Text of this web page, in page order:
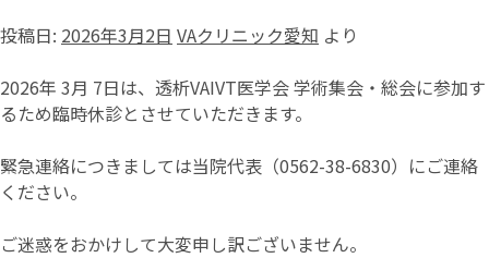
投稿日: 2026年3月2日 VAクリニック愛知 より
2026年 3月 7日は、透析VAIVT医学会 学術集会・総会に参加す
るため臨時休診とさせていただきます。
緊急連絡につきましては当院代表（0562-38-6830）にご連絡
ください。
ご迷惑をおかけして大変申し訳ございません。